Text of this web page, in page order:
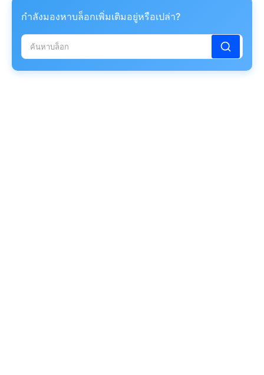
กำลังมองหาบล็อกเพิ่มเติมอยู่หรือเปล่า?